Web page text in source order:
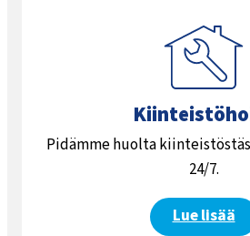
Pidämme huolta
24/7.
Lue lisää